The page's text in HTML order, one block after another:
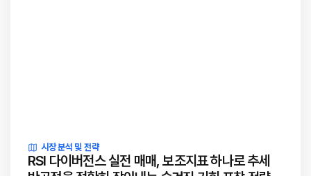
시장 분석 및 전략
RSI 다이버전스 실전 매매, 보조지표 하나로 추세